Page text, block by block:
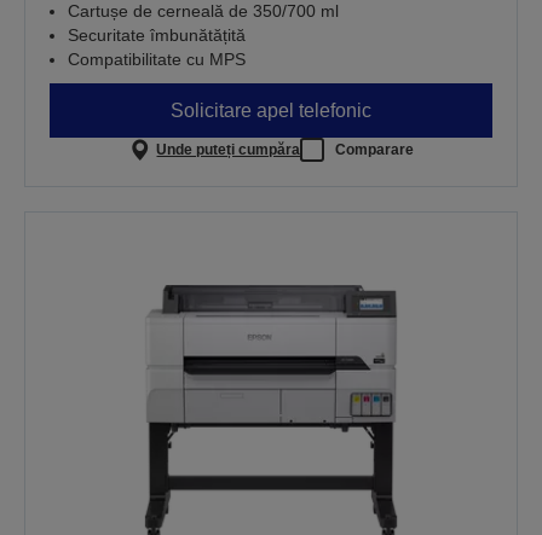
Cartușe de cerneală de 350/700 ml
Securitate îmbunătățită
Compatibilitate cu MPS
Solicitare apel telefonic
Unde puteți cumpăra Comparare